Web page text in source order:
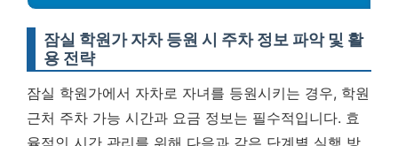
잠실 학원가 자차 등원 시 주차 정보 파악 및 활
용 전략
잠실 학원가에서 자차로 자녀를 등원시키는 경우, 학원
근처 주차 가능 시간과 요금 정보는 필수적입니다. 효
율적인 시간 관리를 위해 다음과 같은 단계별 실행 방